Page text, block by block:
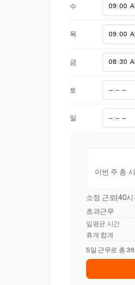
수
목
금
토
일
이번 주 총
소정 근로(40
초과근무
일평균 시간
휴게 합계
5일 근무로 총